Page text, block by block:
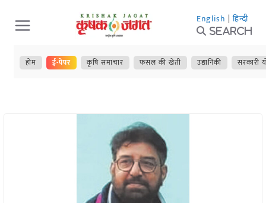
Skip
to
content
English | हिन्दी
Search
होम ई-पेपर कृषि समाचार फसल की खेती उद्यानिकी सरकारी